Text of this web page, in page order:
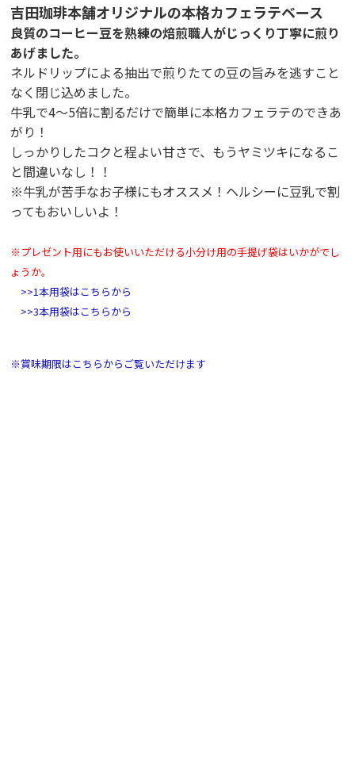
吉田珈琲本舗オリジナルの本格カフェラテベース
良質のコーヒー豆を熟練の焙煎職人がじっくり丁寧に煎り
あげました。
ネルドリップによる抽出で煎りたての豆の旨みを逃すこと
なく閉じ込めました。
牛乳で4～5倍に割るだけで簡単に本格カフェラテのできあ
がり！
しっかりしたコクと程よい甘さで、もうヤミツキになるこ
と間違いなし！！
※牛乳が苦手なお子様にもオススメ！ヘルシーに豆乳で割
ってもおいしいよ！
※プレゼント用にもお使いいただける小分け用の手提げ袋はいかがでし
ょうか。
>>1本用袋はこちらから
>>3本用袋はこちらから
※賞味期限はこちらからご覧いただけます